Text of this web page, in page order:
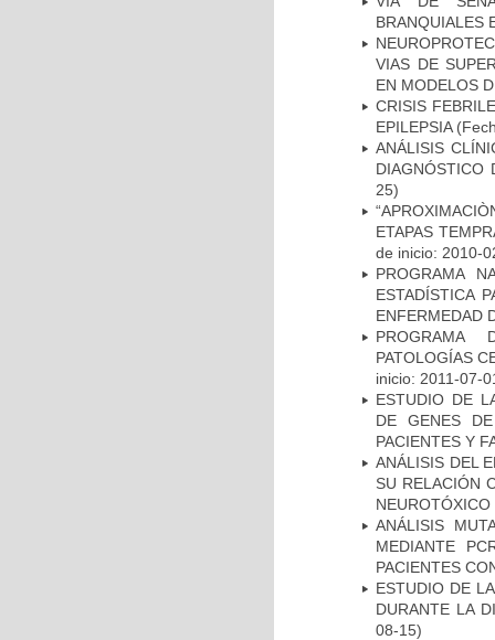
BRANQUIALES
VIAS DE
EN MODELOS
CRISIS
EPILEPSIA
ANÁLISIS
DIAGNÓSTICO
25)
ETAPAS
de inicio: 2010-
PROGRAMA
ESTADÍSTICA
ENFERMEDAD
PROGRAMA
PATOLOGÍAS
inicio: 2011-07-
ESTUDIO DE
DE GENES
PACIENTES Y
ANÁLISIS DEL
SU RELACIÓN
NEUROTÓXICO
ANÁLISIS
MEDIANTE
PACIENTES
ESTUDIO DE
DURANTE LA
08-15)